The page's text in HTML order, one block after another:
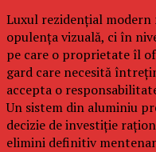
Luxul rezidențial modern
opulența vizuală, ci în
pe care o proprietate îl
gard care necesită
accepta o
Un sistem din aluminiu
decizie de investiție
elimini definitiv